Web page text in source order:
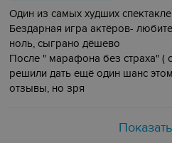
Один из самых худших
Бездарная игра актёров-
ноль, сыграно дёшево
После " марафона без страха" (
решили дать ещё один шанс
отзывы, но зря